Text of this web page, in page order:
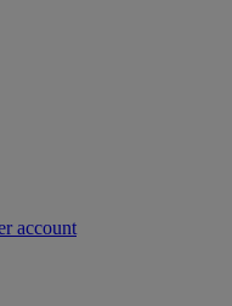
account